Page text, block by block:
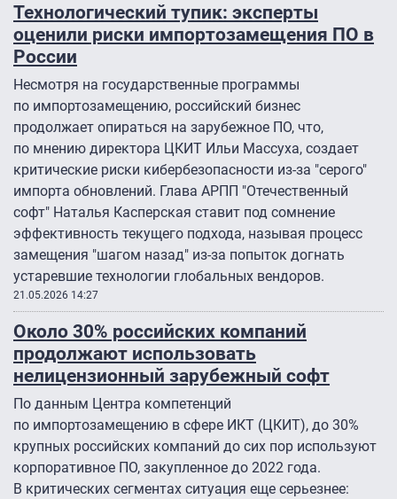
Технологический тупик: эксперты
оценили риски импортозамещения ПО в
России
Несмотря на государственные программы
по импортозамещению, российский бизнес
продолжает опираться на зарубежное ПО, что,
по мнению директора ЦКИТ Ильи Массуха, создает
критические риски кибербезопасности из-за "серого"
импорта обновлений. Глава АРПП "Отечественный
софт" Наталья Касперская ставит под сомнение
эффективность текущего подхода, называя процесс
замещения "шагом назад" из-за попыток догнать
устаревшие технологии глобальных вендоров.
21.05.2026 14:27
Около 30% российских компаний
продолжают использовать
нелицензионный зарубежный софт
По данным Центра компетенций
по импортозамещению в сфере ИКТ (ЦКИТ), до 30%
крупных российских компаний до сих пор используют
корпоративное ПО, закупленное до 2022 года.
В критических сегментах ситуация еще серьезнее: